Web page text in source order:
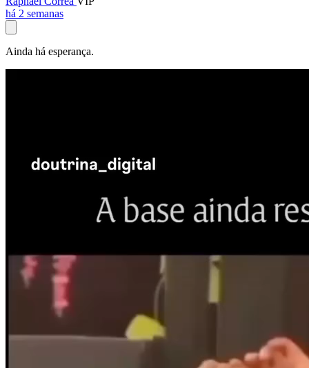
há 2 semanas
Ainda há esperança.